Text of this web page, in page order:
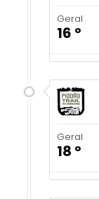
Geral
16 º
Geral
18 º